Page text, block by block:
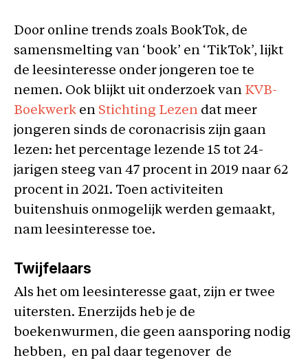
Door online trends zoals BookTok, de
samensmelting van ‘book’ en ‘TikTok’, lijkt
de leesinteresse onder jongeren toe te
nemen. Ook blijkt uit onderzoek van KVB-
Boekwerk en Stichting Lezen dat meer
jongeren sinds de coronacrisis zijn gaan
lezen: het percentage lezende 15 tot 24-
jarigen steeg van 47 procent in 2019 naar 62
procent in 2021. Toen activiteiten
buitenshuis onmogelijk werden gemaakt,
nam leesinteresse toe.
Twijfelaars
Als het om leesinteresse gaat, zijn er twee
uitersten. Enerzijds heb je de
boekenwurmen, die geen aansporing nodig
hebben, en pal daar tegenover de